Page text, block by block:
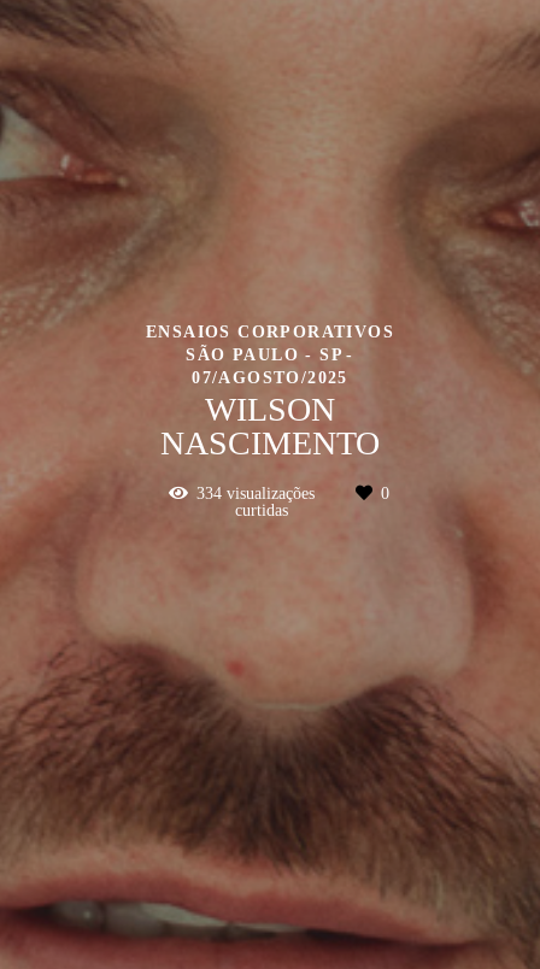
ENSAIOS CORPORATIVOS
SÃO PAULO - SP
07/AGOSTO/2025
WILSON
NASCIMENTO
334 visualizações
0
curtidas